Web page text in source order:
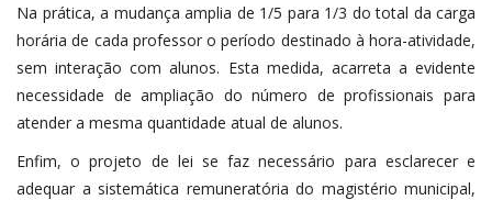
Na prática, a mudança amplia de 1/5 para 1/3 do total da carga
horária de cada professor o período destinado à hora-atividade,
sem interação com alunos. Esta medida, acarreta a evidente
necessidade de ampliação do número de profissionais para
atender a mesma quantidade atual de alunos.
Enfim, o projeto de lei se faz necessário para esclarecer e
adequar a sistemática remuneratória do magistério municipal,